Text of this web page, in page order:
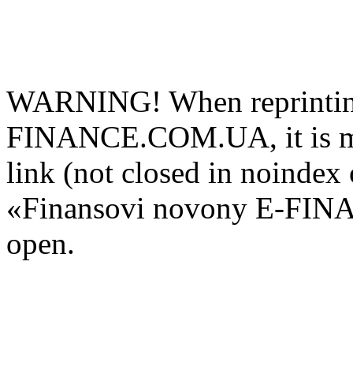
WARNING! When
FINANCE.COM.UA, it is
link (not closed in
«Finansovi novony E-
open.